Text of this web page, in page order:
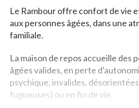
Le Rambour offre confort de vie
aux personnes âgées, dans une
familiale.
La maison de repos accueille des
âgées valides, en perte
psychique, invalides,
fugueuses) ou en fin de vie.